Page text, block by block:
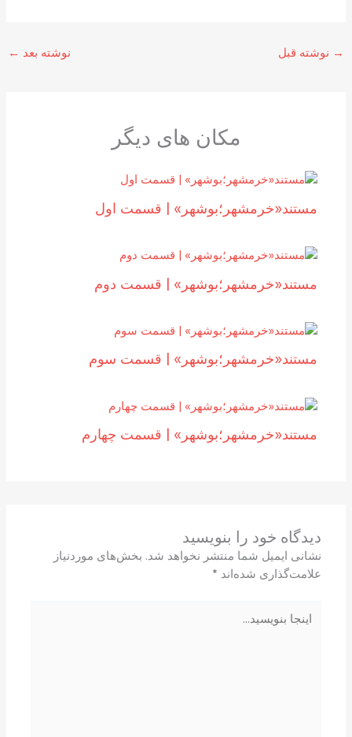
→ نوشته قبل نوشته بعد ←
مکان های دیگر
مستند«خرمشهر؛بوشهر» | قسمت اول
مستند«خرمشهر؛بوشهر» | قسمت دوم
مستند«خرمشهر؛بوشهر» | قسمت سوم
مستند«خرمشهر؛بوشهر» | قسمت چهارم
دیدگاه‌ خود را بنویسید
نشانی ایمیل شما منتشر نخواهد شد. بخش‌های موردنیاز
علامت‌گذاری شده‌اند *
بنویسید…